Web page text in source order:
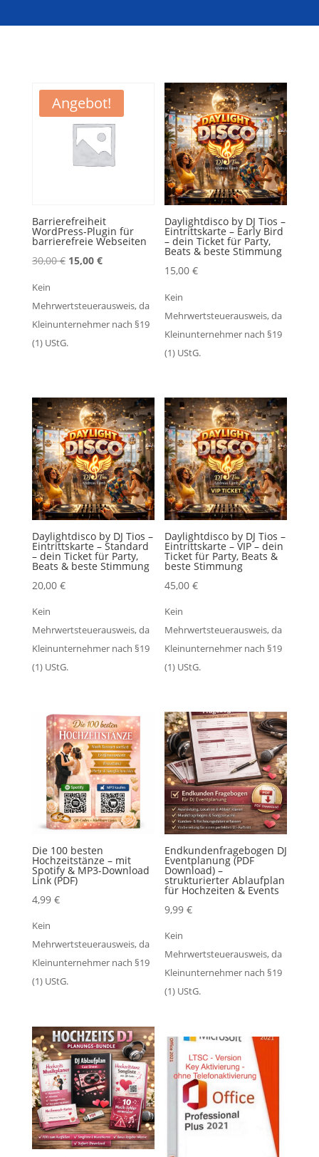
Angebot!
Barrierefreiheit
WordPress-Plugin für
barrierefreie Webseiten
30,00€ Ursprünglicher
15,00 €Aktueller
Kein
Mehrwertsteuerausweis, da
Kleinunternehmer nach §19
(1) UStG.
Daylightdisco by DJ Tios –
Eintrittskarte – Early Bird
– dein Ticket für Party,
Beats & beste Stimmung
15,00€
Kein
Mehrwertsteuerausweis, da
Kleinunternehmer nach §19
(1) UStG.
Daylightdisco by DJ Tios –
Eintrittskarte – Standard
– dein Ticket für Party,
Beats & beste Stimmung
20,00 €
Kein
Mehrwertsteuerausweis, da
Kleinunternehmer nach §19
(1) UStG.
Daylightdisco by DJ Tios –
Eintrittskarte – VIP – dein
Ticket für Party, Beats &
beste Stimmung
45,00€
Kein
Mehrwertsteuerausweis, da
Kleinunternehmer nach §19
(1) UStG.
Die 100 besten
Hochzeitstänze – mit
Spotify & MP3-Download
Link (PDF)
4,99 €
Kein
Mehrwertsteuerausweis, da
Kleinunternehmer nach §19
(1) UStG.
Endkundenfragebogen DJ
Eventplanung (PDF
Download) –
strukturierter Ablaufplan
für Hochzeiten & Events
9,99€
Kein
Mehrwertsteuerausweis, da
Kleinunternehmer nach §19
(1) UStG.